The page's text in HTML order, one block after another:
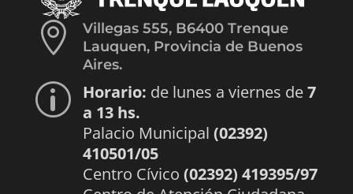

Villegas 555, B6400 Trenque
Lauquen, Provincia de Buenos
Aires.
p Horario: de lunes a viernes de7
a 13 hs.
Palacio Municipal (02392)
410501/05
Centro Cívico (02392) 419395/97